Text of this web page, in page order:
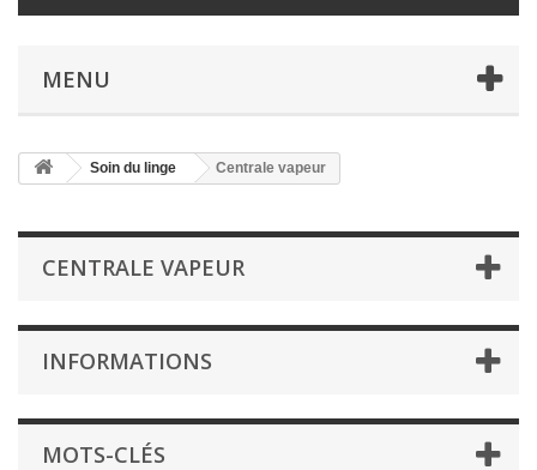
MENU
Soin du linge Centrale vapeur
CENTRALE VAPEUR
INFORMATIONS
MOTS-CLÉS